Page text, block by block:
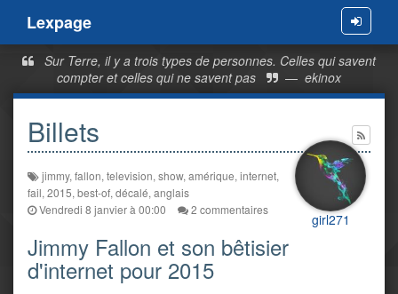
Menu
Lexpage
Sur Terre, il y a trois types de personnes. Celles qui savent
compter et celles qui ne savent pas
— ekinox
Billets
girl271
jimmy, fallon, television, show, amérique, internet,
fail, 2015, best-of, décalé, anglais
Vendredi 8 janvier à 00:00
2 commentaires
Jimmy Fallon et son bêtisier
d'internet pour 2015